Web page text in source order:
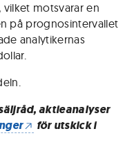
vilket motsvarar en
på prognosintervallet
analytikernas
aktieanalyser
för utskick i